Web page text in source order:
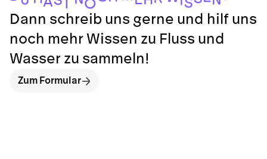
T O
Dann schreib uns gerne und hilf uns
noch mehr Wissen zu Fluss und
Wasser zu sammeln!
Zum Formular